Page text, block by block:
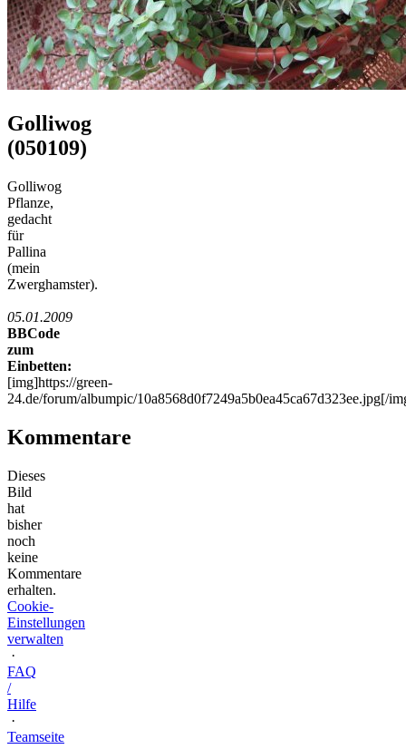
Golliwog
(050109)
Golliwog
Pflanze,
gedacht
für
Pallina
(mein
Zwerghamster).
05.01.2009
BBCode
zum
Einbetten:
[img]https://green-
24.de/forum/albumpic/10a8568d0f7249a5b0ea45ca67d323ee.jpg[/
Kommentare
Dieses
Bild
hat
bisher
noch
keine
Kommentare
erhalten.
Cookie-
Einstellungen
verwalten
·
FAQ
/
Hilfe
·
Teamseite